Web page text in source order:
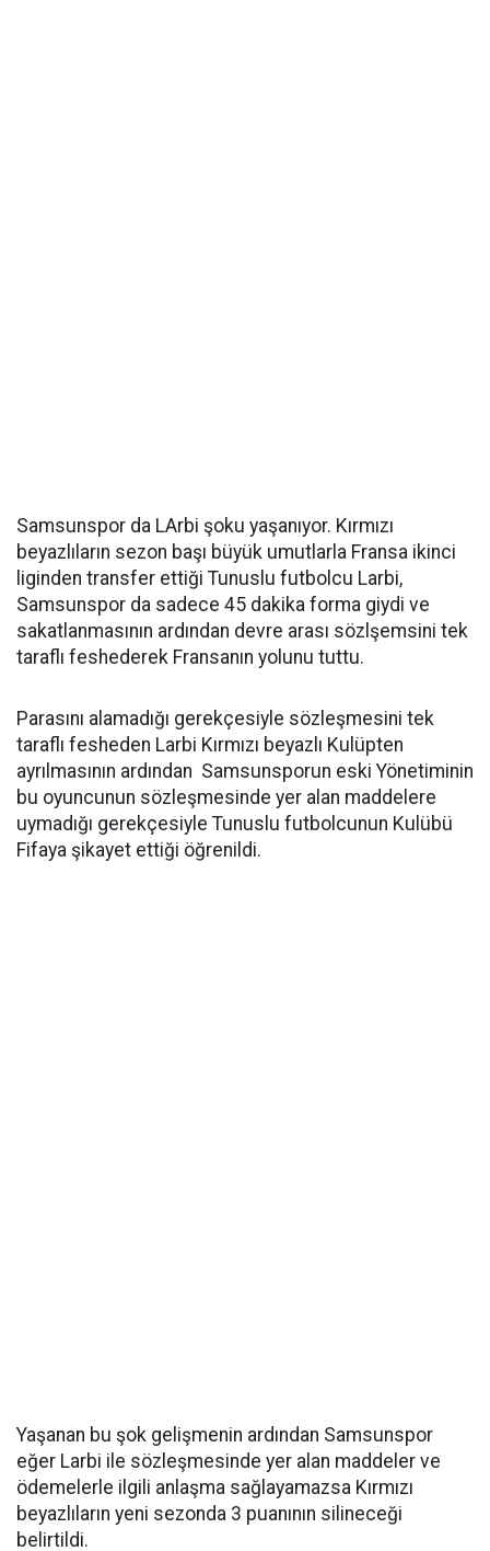
Samsunspor da LArbi şoku yaşanıyor. Kırmızı
beyazlıların sezon başı büyük umutlarla Fransa ikinci
liginden transfer ettiği Tunuslu futbolcu Larbi,
Samsunspor da sadece 45 dakika forma giydi ve
sakatlanmasının ardından devre arası sözlşemsini tek
taraflı feshederek Fransanın yolunu tuttu.
Parasını alamadığı gerekçesiyle sözleşmesini tek
taraflı fesheden Larbi Kırmızı beyazlı Kulüpten
ayrılmasının ardından Samsunsporun eski Yönetiminin
bu oyuncunun sözleşmesinde yer alan maddelere
uymadığı gerekçesiyle Tunuslu futbolcunun Kulübü
Fifaya şikayet ettiği öğrenildi.
Yaşanan bu şok gelişmenin ardından Samsunspor
eğer Larbi ile sözleşmesinde yer alan maddeler ve
ödemelerle ilgili anlaşma sağlayamazsa Kırmızı
beyazlıların yeni sezonda 3 puanının silineceği
belirtildi.